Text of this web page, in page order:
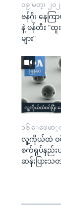
၀၉ မတ္၊ ၂၀
ဗန်ဂိုး နေကြ
နဲ့ ဖန်တီး "ထူး
များ"
၁၆ ေဖေဖာ္၀
လူ့ကိုယ်ထဲ ဝင်
စက်ရုပ်နည်းပ
ဆန်းပြားသတ